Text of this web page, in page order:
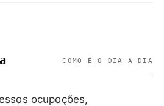
COMO É O DIA A DIA
ocupações,